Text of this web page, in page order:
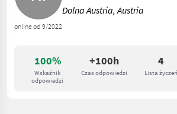
100%
Wskaźnik
odpowiedzi
+100h
Czas odpowiedzi
4
Lista życzeń
online od 9/2022
Dolna Austria, Austria